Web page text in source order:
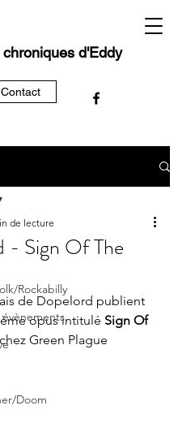
chroniques d'Eddy
Contact
Rockabilly
Doom
- Sign Of The
de lecture
de Dopelord publient
opus intitulé Sign Of
Green Plague